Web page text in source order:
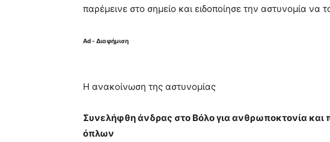
παρέμεινε στο σημείο και ειδοποίησε την αστυνομία να
Ad - Διαφήμιση
Η ανακοίνωση της αστυνομίας
Συνελήφθη άνδρας στο Βόλο για ανθρωποκτονία και
όπλων